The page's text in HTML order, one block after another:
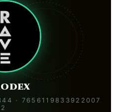
· 7656119833922007
2